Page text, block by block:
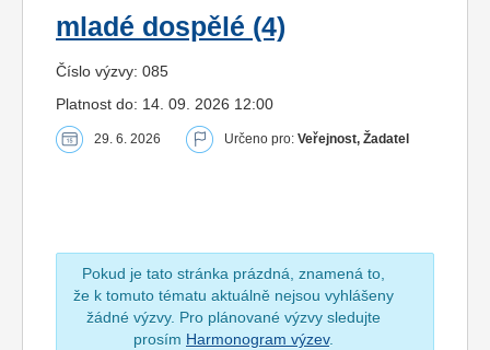
mladé dospělé (4)
Číslo výzvy: 085
Platnost do: 14. 09. 2026 12:00
29. 6. 2026 Určeno pro: Veřejnost, Žadatel
Pokud je tato stránka prázdná, znamená to,
že k tomuto tématu aktuálně nejsou vyhlášeny
žádné výzvy. Pro plánované výzvy sledujte
prosím Harmonogram výzev.